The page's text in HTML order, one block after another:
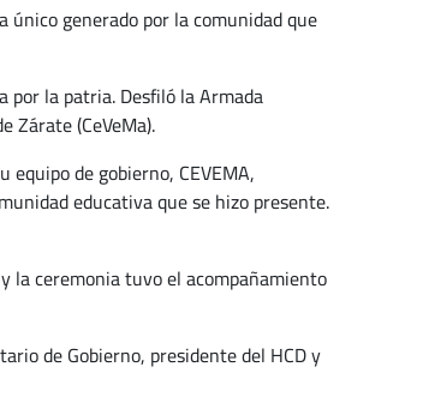
único generado por la comunidad que
por la patria. Desfiló la Armada
Zárate (CeVeMa).
de gobierno, CEVEMA,
educativa que se hizo presente.
la ceremonia tuvo el acompañamiento
de Gobierno, presidente del HCD y